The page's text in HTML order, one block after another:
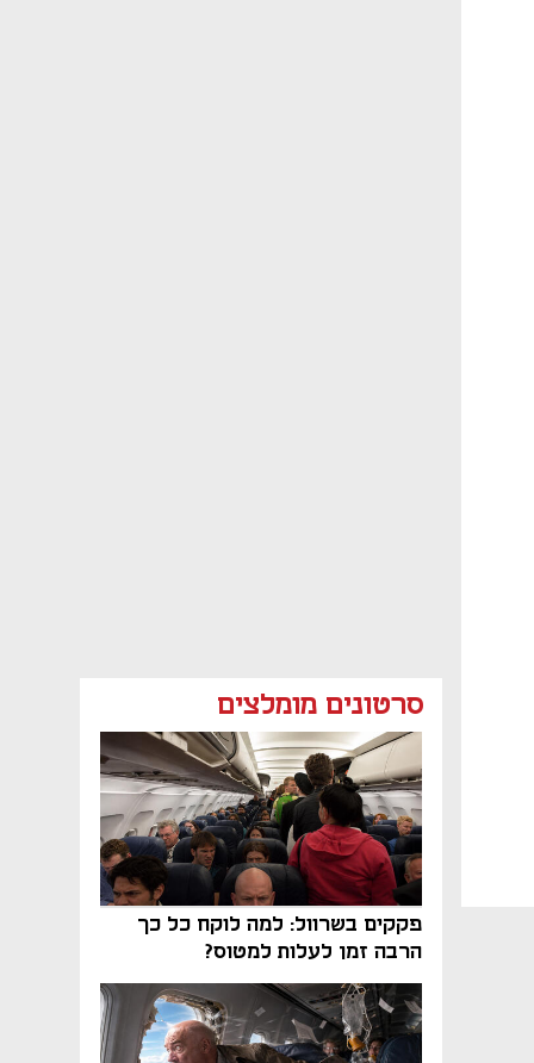
סרטונים מומלצים
פקקים בשרוול: למה לוקח כל כך
הרבה זמן לעלות למטוס?